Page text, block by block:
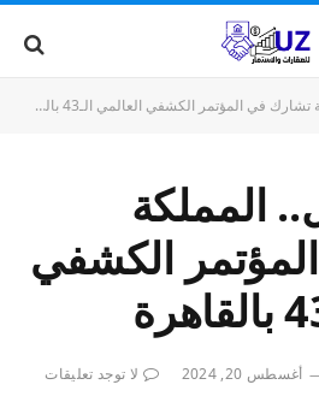
في المؤتمر الكشفي العالمي الـ43 بالقاهرة
المملكة
الكشفي
أغسطس 20, 2024
لا توجد تعليقات